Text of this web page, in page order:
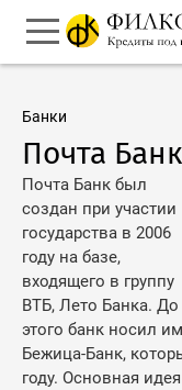
Банки
Почта Банк
Почта Банк был
создан при участии
государства в 2006
году на базе,
входящего в группу
ВТБ, Лето Банка. До
этого банк носил
Бежица-Банк,
году. Основная